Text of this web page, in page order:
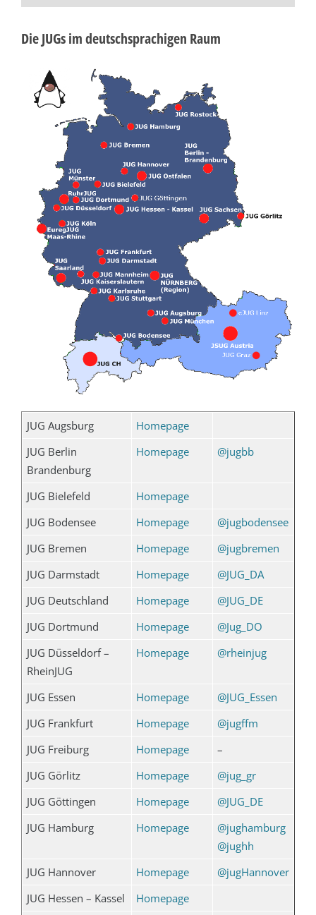
Die JUGs im deutschsprachigen Raum
JUG Augsburg
Homepage
JUG Berlin
Brandenburg
Homepage @jugbb
JUG Bielefeld
Homepage
JUG Bodensee
Homepage
@jugbodensee
JUG Bremen
Homepage
@jugbremen
JUG Darmstadt
Homepage
@JUG_DA
JUG Deutschland
Homepage
@JUG_DE
JUG Dortmund
Homepage
@Jug_DO
JUG Düsseldorf –
RheinJUG
Homepage @rheinjug
JUG Essen Homepage
@JUG_Essen
JUG Frankfurt
Homepage
@jugffm
JUG Freiburg
Homepage
–
JUG Görlitz
Homepage
@jug_gr
JUG Göttingen
Homepage
@JUG_DE
JUG Hamburg
Homepage
@jughamburg
@jughh
JUG Hannover
Homepage
@jugHannover
JUG Hessen – Kassel
Homepage